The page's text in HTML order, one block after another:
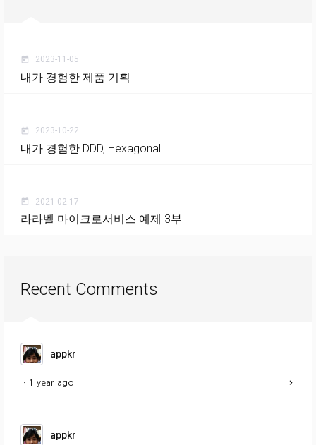
today 2023-11-05
내가 경험한 제품 기획
today 2023-10-22
내가 경험한 DDD, Hexagonal
today 2021-02-17
라라벨 마이크로서비스 예제 3부
Recent Comments
appkr
· 1 year ago
appkr